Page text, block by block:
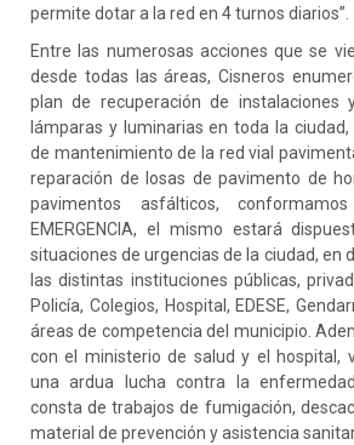
permite dotar a la red en 4 turnos diarios”.
Entre las numerosas acciones que se
desde todas las áreas, Cisneros
plan de recuperación de instalaciones
lámparas y luminarias en toda la
de mantenimiento de la red vial
reparación de losas de pavimento de
pavimentos asfálticos,
EMERGENCIA, el mismo estará
situaciones de urgencias de la ciudad, en
las distintas instituciones públicas,
Policía, Colegios, Hospital, EDESE,
áreas de competencia del municipio.
con el ministerio de salud y el hospital,
una ardua lucha contra la
consta de trabajos de fumigación,
material de prevención y asistencia